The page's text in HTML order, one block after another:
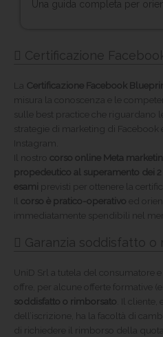
Una guida completa per
Certificazione
La Certificazione Facebook
misura la conoscenza e le
sulle best practice che riguardano le
strategie di marketing di Facebook e
Instagram.
Il nostro corso online Meta
propedeutico al superamento dei 2
esami previsti per ottenere la
Il corso è pratico-operativo ed
immediatamente spendibili nel
Garanzia soddisfatto o
UniD Srl a tutela del consumatore
offre, per alcune offerte formative
soddisfatto o rimborsato . Il
dell’iscrizione, ha la facoltà di
di richiedere il rimborso della